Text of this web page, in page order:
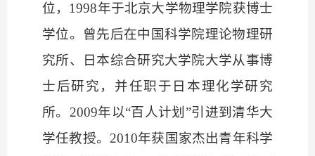
位，1998年于北京大学物理学院获博士
学位。曾先后在中国科学院理论物理研
究所、日本综合研究大学院大学从事博
士后研究，并任职于日本理化学研究
所。2009年以“百人计划”引进到清华大
学任教授。2010年获国家杰出青年科学